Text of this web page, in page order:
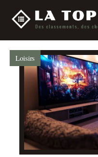
Loisirs